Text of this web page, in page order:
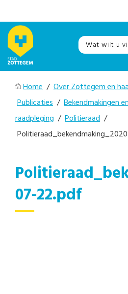
Home / Over Zottegem en
Publicaties / Bekendmakingen
raadpleging / Politieraad /
07-22.pdf